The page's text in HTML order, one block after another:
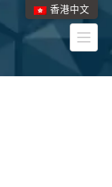
香港中文